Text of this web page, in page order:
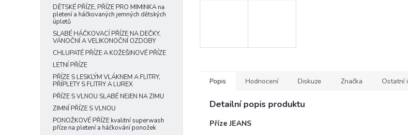
DĚTSKÉ PŘÍZE, PŘÍZE PRO MIMINKA na
pletení a háčkovaných jemných dětských
úpletů
SLABÉ HÁČKOVACÍ PŘÍZE NA DEČKY,
VÁNOČNÍ A VELIKONOČNÍ OZDOBY
CHLUPATÉ PŘÍZE A KOŽEŠINOVÉ PŘÍZE
LETNÍ PŘÍZE
PŘÍZE S LESKLÝM VLÁKNEM A FLITRY,
PŘÍPLETY S FLITRY A LUREX
PŘÍZE S VLNOU SLABÉ NEJEN NA ZIMU
ZIMNÍ PŘÍZE S VLNOU
PONOŽKOVÉ PŘÍZE kvalitní superwash
příze na pletení a háčkování ponožek
Popis Hodnocení Diskuze Značka Ostatní
Detailní popis produktu
Příze JEANS